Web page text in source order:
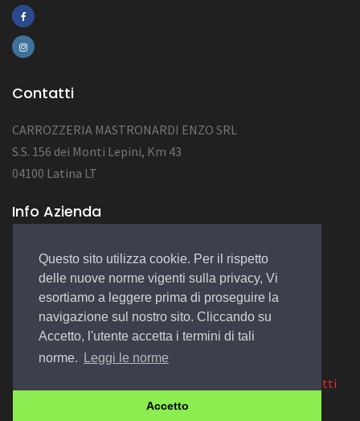
Questo sito utilizza cookie. Per il rispetto
delle nuove norme vigenti sulla privacy, Vi
esortiamo a leggere prima di proseguire la
navigazione sul nostro sito. Cliccando su
Accetto, l'utente accetta i termini di tali
norme.
Leggi le norme
Accetto
Contatti
CARROZZERIA MASTRONARDI ENZO SRL
S.S. 156 dei Monti Lepini, Km 43
04100 Latina LT
Info Azienda
NUM.REA LT-152422
CAP.SOC. 10.000,00 EURO
© 2022 Design byEGSoft
Cookie Contatti